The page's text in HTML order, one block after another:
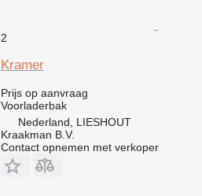
2
Kramer
Prijs op aanvraag
Voorladerbak
Nederland, LIESHOUT
Kraakman B.V.
Contact opnemen met verkoper